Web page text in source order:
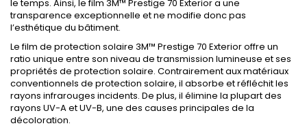
le temps. Ainsi, le film 3M™ Prestige 70 Exterior a une
transparence exceptionnelle et ne modifie donc pas
l’esthétique du bâtiment.
Le film de protection solaire 3M™ Prestige 70 Exterior offre un
ratio unique entre son niveau de transmission lumineuse et ses
propriétés de protection solaire. Contrairement aux matériaux
conventionnels de protection solaire, il absorbe et réfléchit les
rayons infrarouges incidents. De plus, il élimine la plupart des
rayons UV-A et UV-B, une des causes principales de la
décoloration.